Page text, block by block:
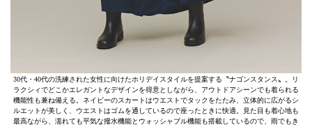
30代・40代の洗練された女性に向けたホリデイスタイルを提案する〝ナゴンスタンス〟。リ
ラクシィでどこかエレガントなデザインを得意としながら、アウトドアシーンでも着られる
機能性も兼ね備える。ネイビーのスカートはウエストでタックをたたみ、立体的に広がるシ
ルエットが美しく、ウエストはゴムを通しているので座ったときに快適。見た目も着心地も
最高ながら、濡れても平気な撥水機能とウォッシャブル機能も搭載しているので、雨でもき